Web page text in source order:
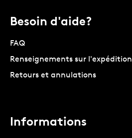
Besoin d'aide?
FAQ
Renseignements sur l'expédition
Retours et annulations
Informations